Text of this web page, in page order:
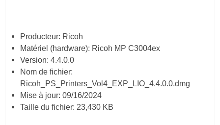
Producteur: Ricoh
Matériel (hardware): Ricoh MP C3004ex
Version: 4.4.0.0
Nom de fichier:
Ricoh_PS_Printers_Vol4_EXP_LIO_4.4.0.0.dmg
Mise à jour: 09/16/2024
Taille du fichier: 23,430 KB